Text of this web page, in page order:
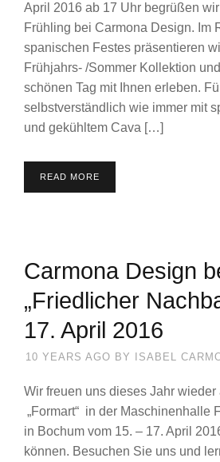
April 2016 ab 17 Uhr begrüßen
Frühling bei Carmona Design. Im
spanischen Festes präsentieren
Frühjahrs- /Sommer Kollektion
schönen Tag mit Ihnen erleben.
selbstverständlich wie immer mit
und gekühltem Cava […]
READ MORE
Carmona Design
„Friedlicher
17. April 2016
10 YEARS AGO BY ISABEL
Wir freuen uns dieses Jahr wieder
„Formart“ in der Maschinenhalle
in Bochum vom 15. – 17. April
können. Besuchen Sie uns und